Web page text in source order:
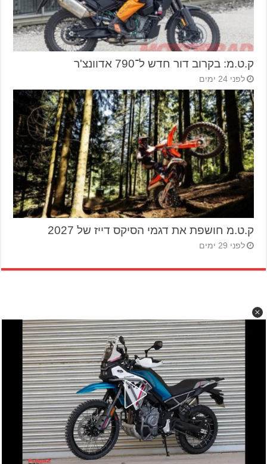
ק.ט.מ: בקרוב דור חדש ל־790 אדוונצ'ר
לפני 24 ימים
ק.ט.מ חושפת את דגמי הסיקס דייז של 2027
לפני 29 ימים